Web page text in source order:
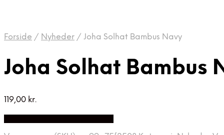
Forside / Nyheder / Joha Solhat Bambus Navy
Joha Solhat Bambus
119,00 kr.